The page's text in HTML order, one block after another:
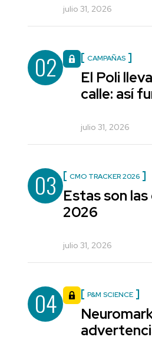
julio 31, 2026
02 CAMPAÑAS
El Poli
calle: así
julio 31, 2026
03 CMO TRACKER 2026
Estas son
2026
julio 31, 2026
04 P&M SCIENCE